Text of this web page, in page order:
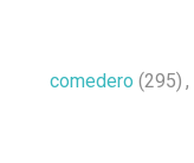
comedero (295) ,